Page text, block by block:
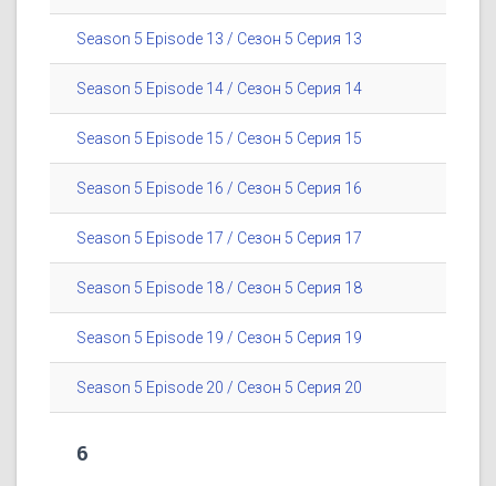
Season 5 Episode 13 / Сезон 5 Серия 13
Season 5 Episode 14 / Сезон 5 Серия 14
Season 5 Episode 15 / Сезон 5 Серия 15
Season 5 Episode 16 / Сезон 5 Серия 16
Season 5 Episode 17 / Сезон 5 Серия 17
Season 5 Episode 18 / Сезон 5 Серия 18
Season 5 Episode 19 / Сезон 5 Серия 19
Season 5 Episode 20 / Сезон 5 Серия 20
6